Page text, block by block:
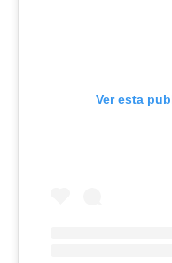
Ver esta